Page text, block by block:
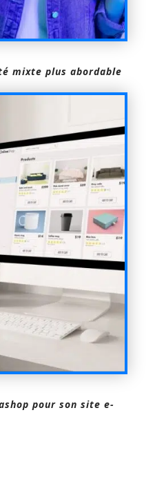
mixte plus abordable
pour son site e-